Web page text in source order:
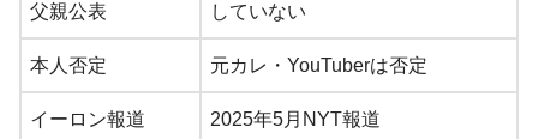
父親公表 していない
本人否定 元カレ・YouTuberは否定
イーロン報道 2025年5月NYT報道